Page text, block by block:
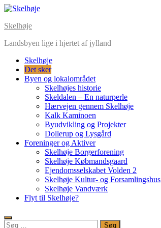
Skip
content
Skelhøje
Landsbyen lige i hjertet af jylland
Skelhøje
Det sker
Byen og lokalområdet
Skelhøjes historie
Skeldalen – En naturperle
Hærvejen gennem Skelhøje
Kalk Kaminoen
Byudvikling og Projekter
Dollerup og Lysgård
Foreninger og Aktiver
Skelhøje Borgerforening
Skelhøje Købmandsgaard
Ejendomsselskabet Volden 2
Skelhøje Kultur- og Forsamlingshus
Skelhøje Vandværk
Flyt til Skelhøje?
Søg